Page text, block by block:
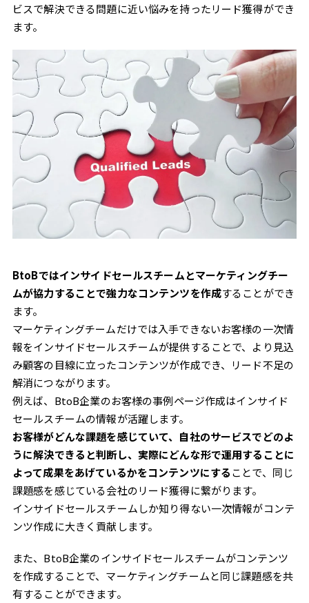
ビスで解決できる問題に近い悩みを持ったリード獲得ができ
ます。
BtoBではインサイドセールスチームとマーケティングチー
ムが協力することで強力なコンテンツを作成することができ
ます。
マーケティングチームだけでは入手できないお客様の一次情
報をインサイドセールスチームが提供することで、より見込
み顧客の目線に立ったコンテンツが作成でき、リード不足の
解消につながります。
例えば、BtoB企業のお客様の事例ページ作成はインサイド
セールスチームの情報が活躍します。
お客様がどんな課題を感じていて、自社のサービスでどのよ
うに解決できると判断し、実際にどんな形で運用することに
よって成果をあげているかをコンテンツにすることで、同じ
課題感を感じている会社のリード獲得に繋がります。
インサイドセールスチームしか知り得ない一次情報がコンテ
ンツ作成に大きく貢献します。
また、BtoB企業のインサイドセールスチームがコンテンツ
を作成することで、マーケティングチームと同じ課題感を共
有することができます。